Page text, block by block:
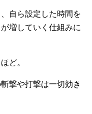
自ら設定した時間を
増していく仕組みに
ど。
撃や打撃は一切効き